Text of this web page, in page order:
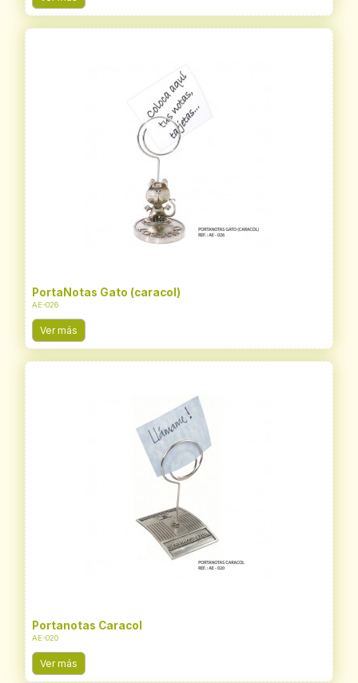
PortaNotas Gato (caracol)
AE-026
Ver más
Portanotas Caracol
AE-020
Ver más